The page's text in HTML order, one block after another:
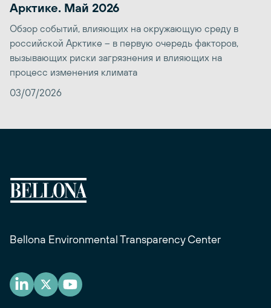
Арктике. Май 2026
Обзор событий, влияющих на окружающую среду в
российской Арктике – в первую очередь факторов,
вызывающих риски загрязнения и влияющих на
процесс изменения климата
03/07/2026
Bellona Environmental Transparency Center